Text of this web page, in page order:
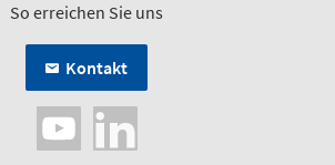
So erreichen Sie uns
Kontakt